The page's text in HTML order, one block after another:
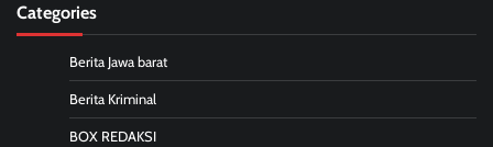
Categories
Berita Jawa barat
Berita Kriminal
BOX REDAKSI